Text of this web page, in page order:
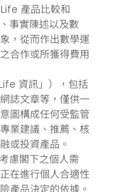
產品比較和
事實陳述以及數
，從而作出數學運
合作或所獲得費用
資訊」），包括
誌文章等，僅供一
圖構成任何受監管
業建議、推薦、核
或投資產品。
慮閣下之個人需
在進行個人合適性
產品決定的依據。